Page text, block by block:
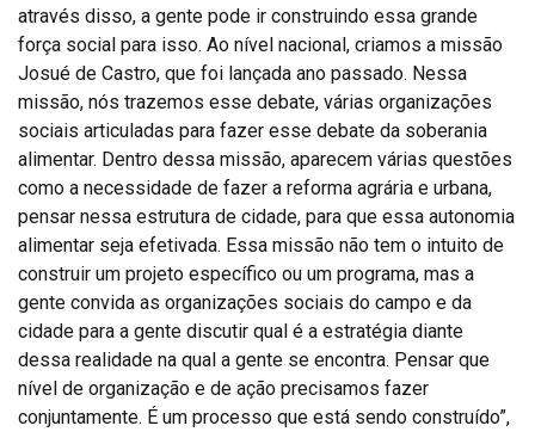
através disso, a gente pode ir construindo essa grande
força social para isso. Ao nível nacional, criamos a missão
Josué de Castro, que foi lançada ano passado. Nessa
missão, nós trazemos esse debate, várias organizações
sociais articuladas para fazer esse debate da soberania
alimentar. Dentro dessa missão, aparecem várias questões
como a necessidade de fazer a reforma agrária e urbana,
pensar nessa estrutura de cidade, para que essa autonomia
alimentar seja efetivada. Essa missão não tem o intuito de
construir um projeto específico ou um programa, mas a
gente convida as organizações sociais do campo e da
cidade para a gente discutir qual é a estratégia diante
dessa realidade na qual a gente se encontra. Pensar que
nível de organização e de ação precisamos fazer
conjuntamente. É um processo que está sendo construído”,